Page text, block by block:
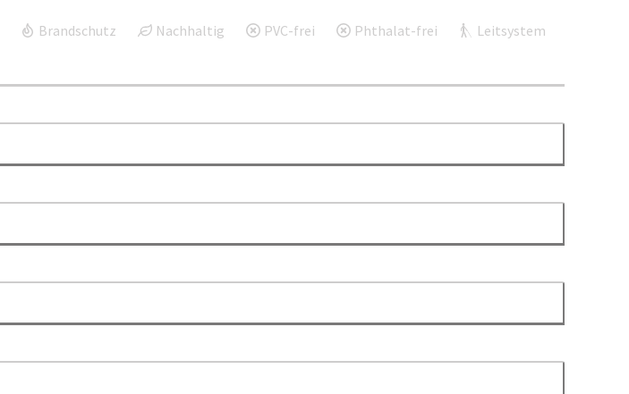
Brandschutz Nachhaltig PVC-frei Phthalat-frei Leitsystem